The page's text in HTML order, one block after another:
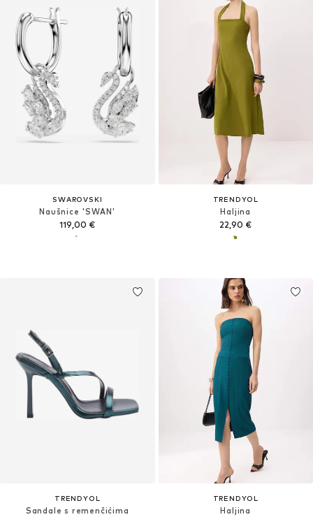
SWAROVSKI
Naušnice 'SWAN'
119,00 €
TRENDYOL
Haljina
22,90 €
TRENDYOL
Sandale s remenčićima
TRENDYOL
Haljina